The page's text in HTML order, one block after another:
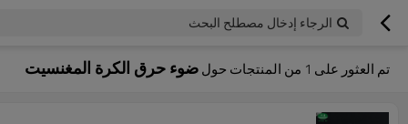
الرجاء إدخال مصطلح البحث
تم العثور على 1 من المنتجات حولضوء حرق الكرة المغنسيت